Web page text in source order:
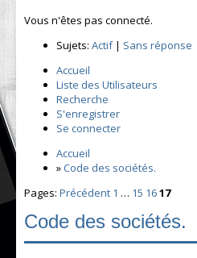
Vous n'êtes pas connecté.
Sujets: Actif| Sans réponse
Accueil
Liste des Utilisateurs
Recherche
S'enregistrer
Se connecter
Accueil
»Code des sociétés.
Pages: Précédent 1 … 15 1617
Code des sociétés.